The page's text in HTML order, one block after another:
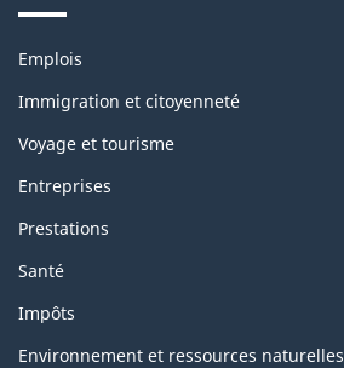
Thèmes
sujets
Emplois
Immigration et citoyenneté
Voyage et tourisme
Entreprises
Prestations
Santé
Impôts
Environnement et ressources naturelles